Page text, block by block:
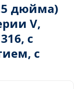
дюйма)
V,
с
с